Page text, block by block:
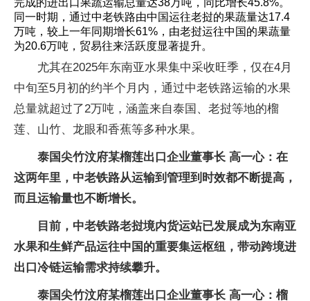
完成的进出口果蔬运输总量达38万吨，同比增长45.8%。
同一时期，通过中老铁路由中国运往老挝的果蔬量达17.4
万吨，较上一年同期增长61%，由老挝运往中国的果蔬量
为20.6万吨，贸易往来活跃度显著提升。
尤其在2025年东南亚水果集中采收旺季，仅在4月
中旬至5月初的约半个月内，通过中老铁路运输的水果
总量就超过了2万吨，涵盖来自泰国、老挝等地的榴
莲、山竹、龙眼和香蕉等多种水果。
泰国尖竹汶府某榴莲出口企业董事长 高一心：在
这两年里，中老铁路从运输到管理到时效都不断提高，
而且运输量也不断增长。
目前，中老铁路老挝境内货运站已发展成为东南亚
水果和生鲜产品运往中国的重要集运枢纽，带动跨境进
出口冷链运输需求持续攀升。
泰国尖竹汶府某榴莲出口企业董事长 高一心：榴